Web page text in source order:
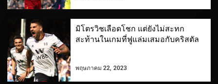
มิโตรวิชเลือดโชก แต่ยังไม่สะทก
สะท้านในเกมที่ฟูแล่มเสมอกับคริสตัล
พฤษภาคม 22, 2023